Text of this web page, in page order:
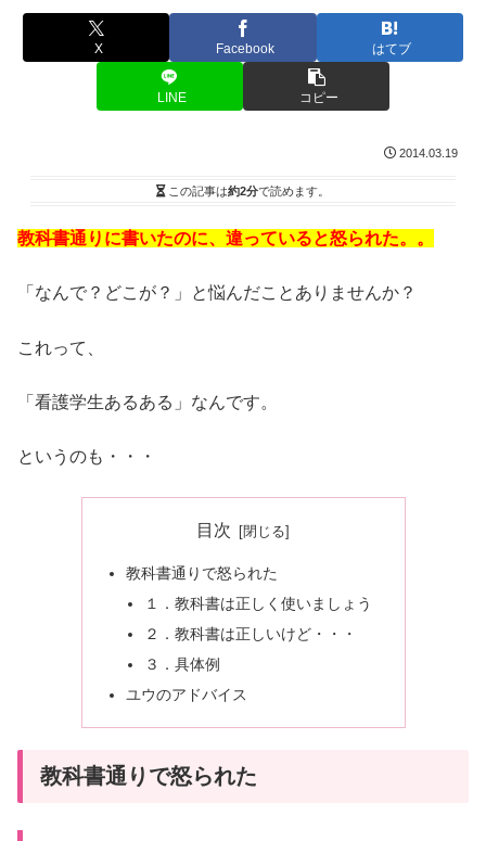
X Facebook はてブ
LINE コピー
2014.03.19
この記事は約2分で読めます。
教科書通りに書いたのに、違っていると怒られた。。
「なんで？どこが？」と悩んだことありませんか？
これって、
「看護学生あるある」なんです。
というのも・・・
目次
教科書通りで怒られた
１．教科書は正しく使いましょう
２．教科書は正しいけど・・・
３．具体例
ユウのアドバイス
教科書通りで怒られた